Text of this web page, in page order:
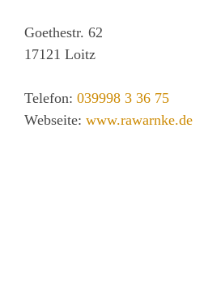
Goethestr. 62
17121 Loitz
Telefon: 039998 3 36 75
Webseite: www.rawarnke.de